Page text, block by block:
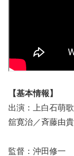
【基本情報】
出演：上白石萌
舘寛治／斉藤由
監督：沖田修一